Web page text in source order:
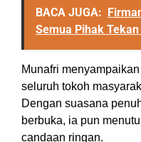
BACA JUGA:
Semua Pihak
Munafri
seluruh tokoh
Dengan suasana
berbuka, ia pun
candaan ringan.